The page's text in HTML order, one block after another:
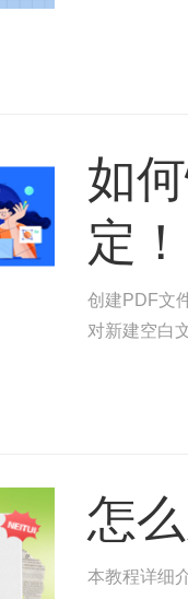
如
定！
创建PDF文
对新建空白
怎
本教程详细